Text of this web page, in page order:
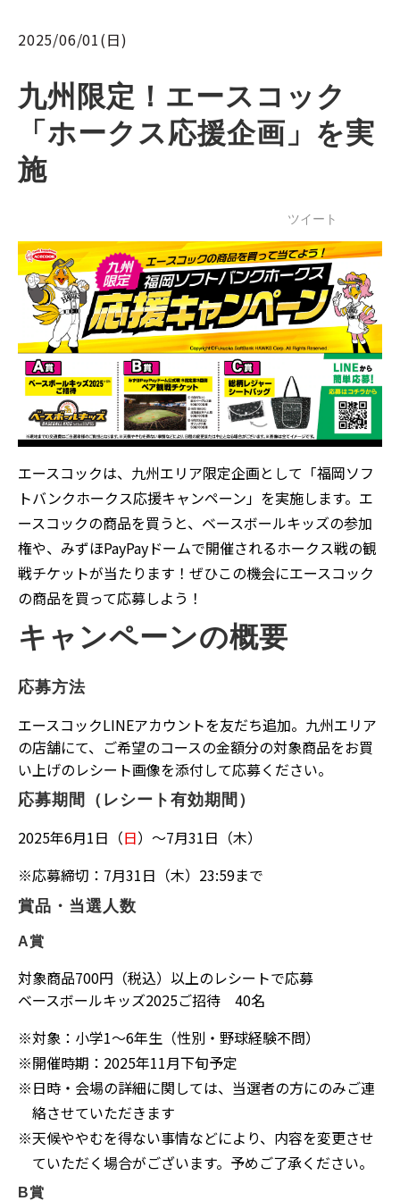
2025/06/01(日)
九州限定！エースコック
「ホークス応援企画」を実
施
ツイート
エースコックは、九州エリア限定企画として「福岡ソフ
トバンクホークス応援キャンペーン」を実施します。エ
ースコックの商品を買うと、ベースボールキッズの参加
権や、みずほPayPayドームで開催されるホークス戦の観
戦チケットが当たります！ぜひこの機会にエースコック
の商品を買って応募しよう！
キャンペーンの概要
応募方法
エースコックLINEアカウントを友だち追加。九州エリア
の店舗にて、ご希望のコースの金額分の対象商品をお買
い上げのレシート画像を添付して応募ください。
応募期間（レシート有効期間）
2025年6月1日（日）～7月31日（木）
※応募締切：7月31日（木）23:59まで
賞品・当選人数
A賞
対象商品700円（税込）以上のレシートで応募
ベースボールキッズ2025ご招待 40名
※対象：小学1～6年生（性別・野球経験不問）
※開催時期：2025年11月下旬予定
※日時・会場の詳細に関しては、当選者の方にのみご連
絡させていただきます
※天候ややむを得ない事情などにより、内容を変更させ
ていただく場合がございます。予めご了承ください。
B賞